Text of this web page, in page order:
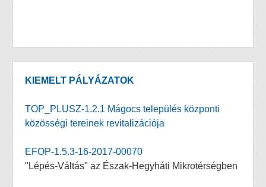
KIEMELT PÁLYÁZATOK
TOP_PLUSZ-1.2.1 Mágocs település központi
közösségi tereinek revitalizációja
EFOP-1.5.3-16-2017-00070
"Lépés-Váltás" az Észak-Hegyháti Mikrotérségben